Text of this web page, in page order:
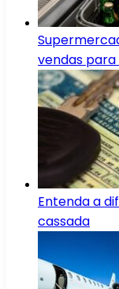
vendas para
Entenda a
cassada